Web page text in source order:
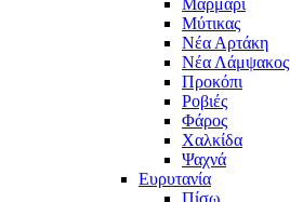
Μαρμάρι
Μύτικας
Νέα Αρτάκη
Νέα Λάμψακος
Προκόπι
Ροβιές
Φάρος
Χαλκίδα
Ψαχνά
Ευρυτανία
Πίσω